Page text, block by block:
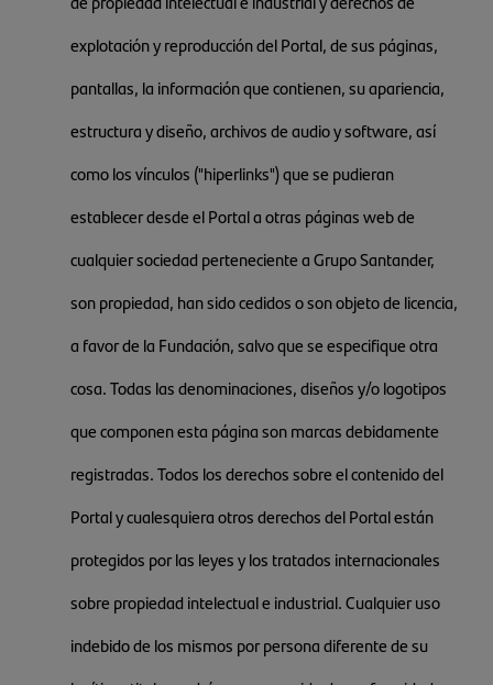
explotación y reproducción del Portal, de sus páginas,
pantallas, la información que contienen, su apariencia,
estructura y diseño, archivos de audio y software, así
como los vínculos ("hiperlinks") que se pudieran
establecer desde el Portal a otras páginas web de
cualquier sociedad perteneciente a Grupo Santander,
son propiedad, han sido cedidos o son objeto de licencia,
a favor de la Fundación, salvo que se especifique otra
cosa. Todas las denominaciones, diseños y/o logotipos
que componen esta página son marcas debidamente
registradas. Todos los derechos sobre el contenido del
Portal y cualesquiera otros derechos del Portal están
protegidos por las leyes y los tratados internacionales
sobre propiedad intelectual e industrial. Cualquier uso
indebido de los mismos por persona diferente de su